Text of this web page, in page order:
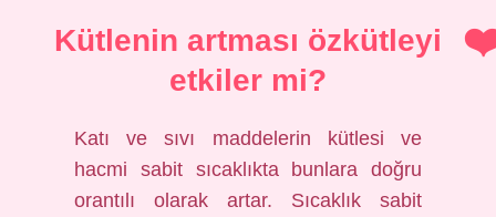
Kütlenin artması özkütleyi
etkiler mi?
Katı ve sıvı maddelerin kütlesi ve
hacmi sabit sıcaklıkta bunlara doğru
orantılı olarak artar. Sıcaklık sabit